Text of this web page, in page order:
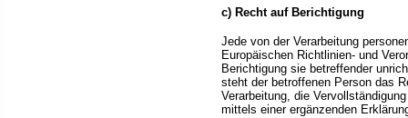
c) Recht auf Berichtigung
Jede von der Verarbeitung
Europäischen Richtlinien- und
Berichtigung sie betreffender
steht der betroffenen Person das
Verarbeitung, die
mittels einer ergänzenden